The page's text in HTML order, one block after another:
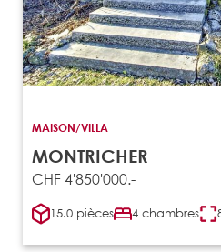
MAISON/VILLA
MONTRICHER
CHF 4'850'000.-
15.0 pièces 4 chambres